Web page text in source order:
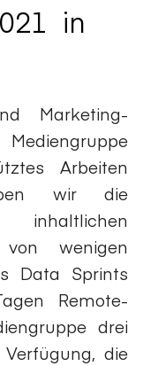
in
Marketing-
Arbeiten
wir die
wenigen
Data Sprints
Remote-
drei
die